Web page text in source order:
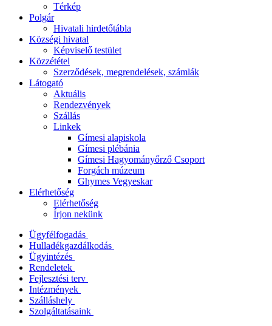
Térkép
Polgár
Hivatali hirdetőtábla
Községi hivatal
Képviselő testület
Közzététel
Szerződések, megrendelések, számlák
Látogató
Aktuális
Rendezvények
Szállás
Linkek
Gímesi alapiskola
Gímesi plébánia
Gímesi Hagyományőrző Csoport
Forgách múzeum
Ghymes Vegyeskar
Elérhetőség
Elérhetőség
Írjon nekünk
Ügyfélfogadás
Hulladékgazdálkodás
Ügyintézés
Rendeletek
Fejlesztési terv
Intézmények
Szálláshely
Szolgáltatásaink